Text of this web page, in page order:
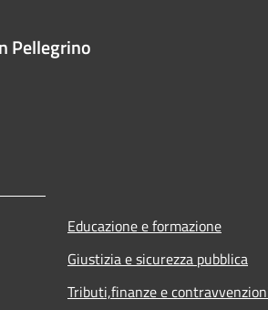
Pellegrino
Educazione e formazione
Giustizia e sicurezza pubblica
Tributi,finanze e